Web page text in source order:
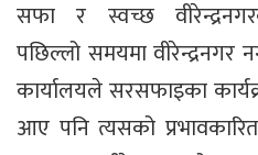
सफा र स्वच्छ
पछिल्लो समयमा वीरेन्द्रनगर
कार्यालयले सरसफाइका
आए पनि त्यसको